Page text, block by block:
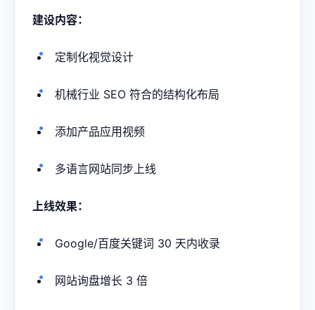
建设内容：
定制化视觉设计
机械行业 SEO 符合的结构化布局
添加产品应用视频
多语言网站同步上线
上线效果：
Google/百度关键词 30 天内收录
网站询盘增长 3 倍